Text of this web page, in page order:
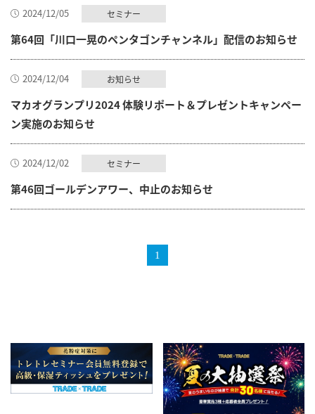
2024/12/05 セミナー
第64回「川口一晃のペンタゴンチャンネル」配信のお知らせ
2024/12/04 お知らせ
マカオグランプリ2024 体験リポート＆プレゼントキャンペー
ン実施のお知らせ
2024/12/02 セミナー
第46回ゴールデンアワー、中止のお知らせ
1